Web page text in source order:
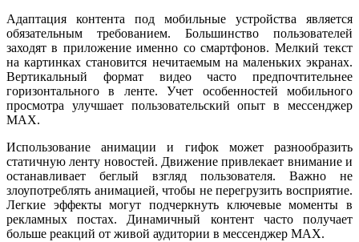
Адаптация контента под мобильные устройства является
обязательным требованием. Большинство пользователей
заходят в приложение именно со смартфонов. Мелкий текст
на картинках становится нечитаемым на маленьких экранах.
Вертикальный формат видео часто предпочтительнее
горизонтального в ленте. Учет особенностей мобильного
просмотра улучшает пользовательский опыт в мессенджер
MAX.
Использование анимации и гифок может разнообразить
статичную ленту новостей. Движение привлекает внимание и
останавливает беглый взгляд пользователя. Важно не
злоупотреблять анимацией, чтобы не перегрузить восприятие.
Легкие эффекты могут подчеркнуть ключевые моменты в
рекламных постах. Динамичный контент часто получает
больше реакций от живой аудитории в мессенджер MAX.